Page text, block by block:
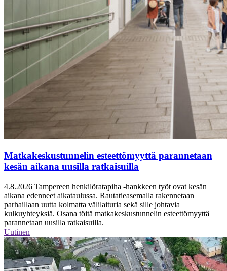
Matkakeskustunnelin esteettömyyttä parannetaan
kesän aikana uusilla ratkaisuilla
4.8.2026 Tampereen henkilöratapiha -hankkeen työt ovat kesän
aikana edenneet aikataulussa. Rautatieasemalla rakennetaan
parhaillaan uutta kolmatta välilaituria sekä sille johtavia
kulkuyhteyksiä. Osana töitä matkakeskustunnelin esteettömyyttä
parannetaan uusilla ratkaisuilla.
Uutinen